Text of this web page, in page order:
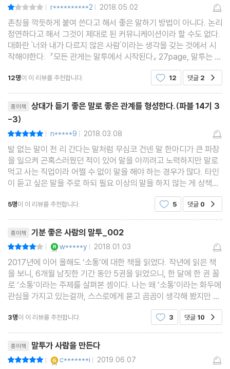
카페에서 하면 좋은 말 vs 회의실에서 하면 좋은 말
질문만 잘해도 거절당하지 않는다
사이다 말투로 상대의 분노에 동참하라
때로는 형식을 버려야 원하는 것을 얻을 수 있다
사람은 자신의 좋은 점을 이야기해준 상대에게 마음을 연다
인정욕구를 채워주는 이유 없는 칭찬
“그렇군요!”만으로 완벽한 회의를 만들 수 있다
좋은 말투의 법칙 ③ 협상에 성공하는 대화법, “150만 원에 차를 드
리겠습니다”
4장 버리고 삼가면 좋은 말투
‘너는 몰라도 돼’라는 말에 진짜 모르는 사람이 될 수 있다
‘용건만 간단히’가 관계를 단절시킬 수도 있다
‘답정너’ 말투 하나로 꼰대가 될 수 있다
상대방의 약점에는 절대 공감하지 마라
발뺌하는 말투는 더 큰 화를 부른다
체계적인 변명보다 단순한 사과가 낫다
껍데기만 친절한 “고객님” 말투
물리적 거리만큼 심리적 거리도 필요하다
좋은 말투의 법칙 ④ 프란츠 & 베니그손, “사과에도 적절한 타이밍
이 있다”
| r**********2 | 2018.05.02
존칭을 깍듯하게 붙여 쓴다고 해서 좋은 말하기 방법이 아니다. 논리
정연하다고 해서 그것이 제대로 된 커뮤니케이션이라 할 수도 없다.
대화란 '너와 내가 다르지 않은 사람'이라는 생각을 갖는 것에서 시
작해야한다. 『모든 관게는 말투에서 시작된다』 27page, 말투는 논
12명이 이 리뷰를 추천합니다. 12 댓글 2
종이책
상대가 듣기 좋은 말로 좋은 관계를 형성한다.(파블 14기 3
-3)
| n*****9 | 2018.03.08
발 없는 말이 천 리 간다는 말처럼 무심코 건넨 말 한마디가 큰 파장
을 일으켜 곤혹스러웠던 적이 있어 말을 아끼려고 노력하지만 말로
먹고 사는 직업이라 어쩔 수 없이 말을 해야 하는 경우가 많다. 타인
이 듣고 싶은 말을 주로 하되 필요 이상의 말을 하지 않는 게 상책이
라 여기며 상대가 들으면 기분 좋은 말로 하루를 시작한다. 하고 싶
은 말보다 상대방이 듣고 싶은 말을 하라
5명이 이 리뷰를 추천합니다. 5 댓글 0
종이책 기분 좋은 사람의 말투_002
| w*****y | 2018.01.03
2017년에 이어 올해도 ‘소통’에 대한 책을 읽었다. 작년에 읽은 책
을 보니, 6개월 남짓한 기간 동안 5권을 읽었으니, 한 달에 한 권 꼴
로 ‘소통’이라는 주제를 살펴본 셈이다. 나는 왜 ‘소통’이라는 화두에
관심을 가지고 있는걸까, 스스로에게 묻고 곰곰이 생각해 봤지만 딱
히 어느 한가지로 결론 지어지지는 않는 것 같다. 그저 내 주변 사람
들과 조금 더 제대로 된 대화를 하고,
3명이 이 리뷰를 추천합니다. 3 댓글 10
종이책 말투가 사람을 만든다
| c*******i | 2019.06.07